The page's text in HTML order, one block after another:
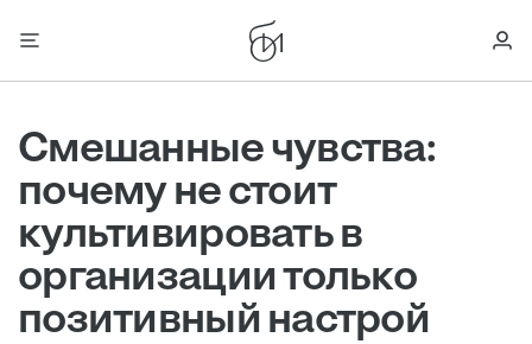
Смешанные чувства:
почему не стоит
культивировать в
организации только
позитивный настрой